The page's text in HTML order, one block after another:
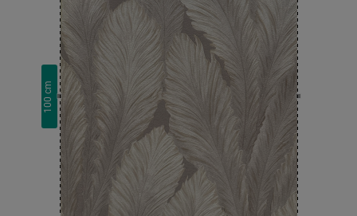
100
cm